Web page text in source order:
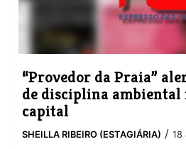
“Provedor da Praia”
de disciplina ambiental
capital
SHEILLA RIBEIRO (ESTAGIÁRIA) / 18